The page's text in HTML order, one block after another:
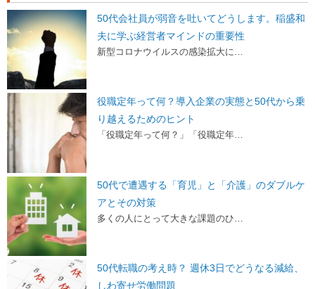
50代会社員が弱音を吐いてどうします。稲盛和
夫に学ぶ経営者マインドの重要性
新型コロナウイルスの感染拡大に…
役職定年って何？導入企業の実態と50代から乗
り越えるためのヒント
「役職定年って何？」「役職定年…
50代で遭遇する「育児」と「介護」のダブルケ
アとその対策
多くの人にとって大きな課題のひ…
50代転職の考え時？ 週休3日でどうなる減給、
しわ寄せ労働問題